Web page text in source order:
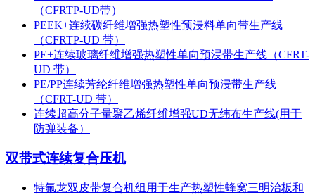
（CFRTP-UD带）
PEEK+连续碳纤维增强热塑性预浸料单向带生产线
（CFRTP-UD 带）
PE+连续玻璃纤维增强热塑性单向预浸带生产线（CFRT-
UD 带）
PE/PP连续芳纶纤维增强热塑性单向预浸带生产线
（CFRT-UD 带）
连续超高分子量聚乙烯纤维增强UD无纬布生产线(用于
防弹装备）
双带式连续复合压机
特氟龙双皮带复合机组用于生产热塑性蜂窝三明治板和